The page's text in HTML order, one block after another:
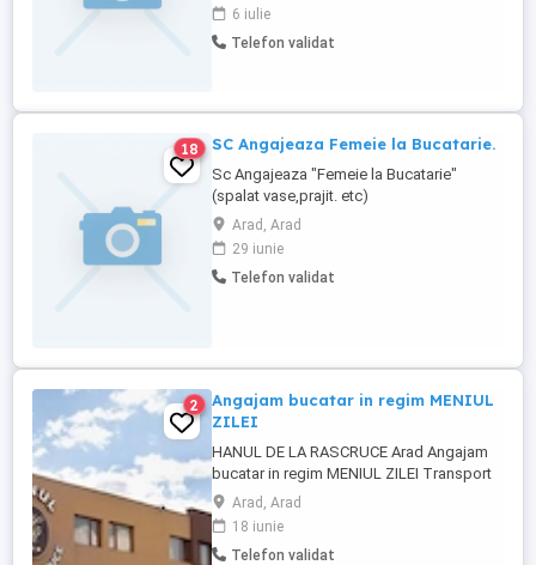
6 iulie
Telefon validat
18 SC Angajeaza Femeie la Bucatarie.
Sc Angajeaza "Femeie la Bucatarie"
(spalat vase,prajit. etc)
Arad, Arad
29 iunie
Telefon validat
2
Angajam bucatar in regim MENIUL
ZILEI
HANUL DE LA RASCRUCE Arad Angajam
bucatar in regim MENIUL ZILEI Transport
asigurat din Arad sau imprejurimi Se
lucreaza 2 zile cu 2 zile liber Detalii la nr de
telefon.
Arad, Arad
18 iunie
Telefon validat